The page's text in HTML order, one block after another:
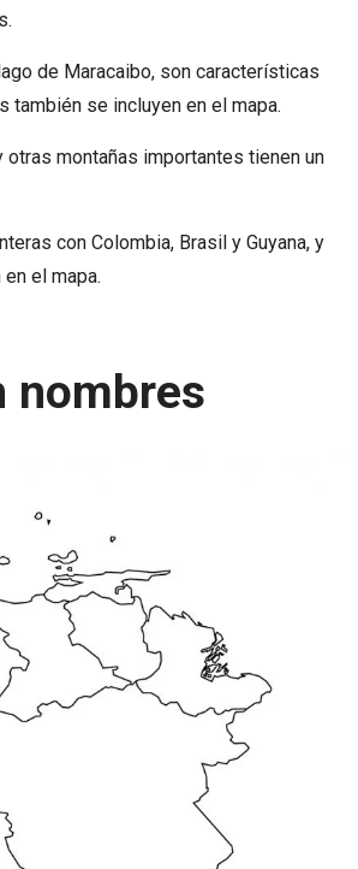
de Maracaibo, son características
se incluyen en el mapa.
montañas importantes tienen un
con Colombia, Brasil y Guyana, y
el mapa.
nombres